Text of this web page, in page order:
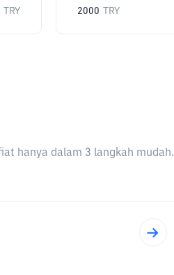
TRY 2000 TRY
hanya dalam 3 langkah mudah.